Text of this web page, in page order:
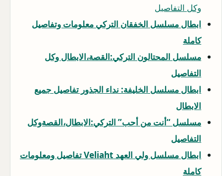
وكل التفاصيل
ابطال مسلسل الخفقان التركي معلومات وتفاصيل
كاملة
مسلسل المحتالون التركي:القصة،الابطال وكل
التفاصيل
ابطال مسلسل الخليفة: نداء الجذور تفاصيل جميع
الابطال
مسلسل “أنت من أحب” التركي:الابطال،القصةوكل
التفاصيل
ابطال مسلسل ولي العهد Veliaht تفاصيل ومعلومات
كاملة